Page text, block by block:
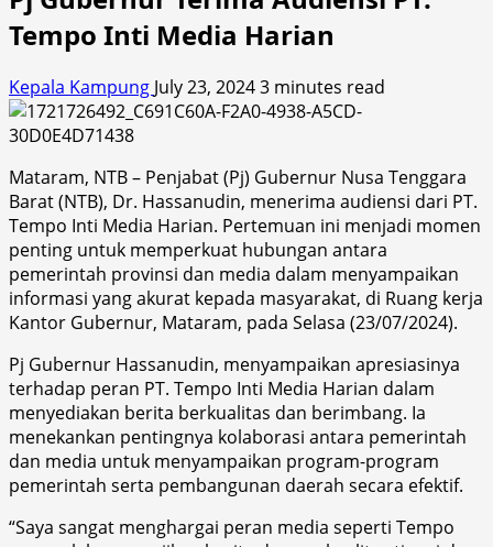
Tempo Inti Media Harian
Kepala Kampung July 23, 20243 minutes read
Mataram, NTB – Penjabat (Pj) Gubernur Nusa Tenggara
Barat (NTB), Dr. Hassanudin, menerima audiensi dari PT.
Tempo Inti Media Harian. Pertemuan ini menjadi momen
penting untuk memperkuat hubungan antara
pemerintah provinsi dan media dalam menyampaikan
informasi yang akurat kepada masyarakat, di Ruang kerja
Kantor Gubernur, Mataram, pada Selasa (23/07/2024).
Pj Gubernur Hassanudin, menyampaikan apresiasinya
terhadap peran PT. Tempo Inti Media Harian dalam
menyediakan berita berkualitas dan berimbang. Ia
menekankan pentingnya kolaborasi antara pemerintah
dan media untuk menyampaikan program-program
pemerintah serta pembangunan daerah secara efektif.
“Saya sangat menghargai peran media seperti Tempo